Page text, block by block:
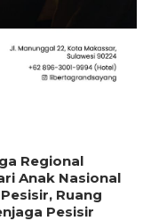
Regional
Anak Nasional
Ruang
Pesisir